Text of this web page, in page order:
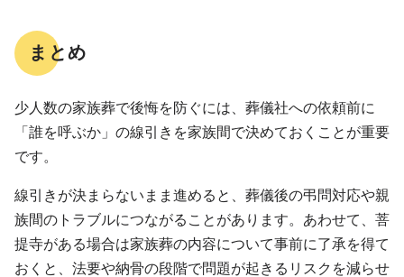
まとめ
少人数の家族葬で後悔を防ぐには、葬儀社への依頼前に
「誰を呼ぶか」の線引きを家族間で決めておくことが重要
です。
線引きが決まらないまま進めると、葬儀後の弔問対応や親
族間のトラブルにつながることがあります。あわせて、菩
提寺がある場合は家族葬の内容について事前に了承を得て
おくと、法要や納骨の段階で問題が起きるリスクを減らせ